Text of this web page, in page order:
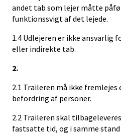
andet tab som lejer måtte
funktionssvigt af det lejede.
1.4 Udlejeren er ikke ansvarlig
eller indirekte tab.
2.
2.1 Traileren må ikke
befordring af personer.
2.2 Traileren skal
fastsatte tid, og i samme
Tilbehør